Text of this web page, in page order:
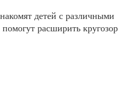
детей с различными
расширить кругозор